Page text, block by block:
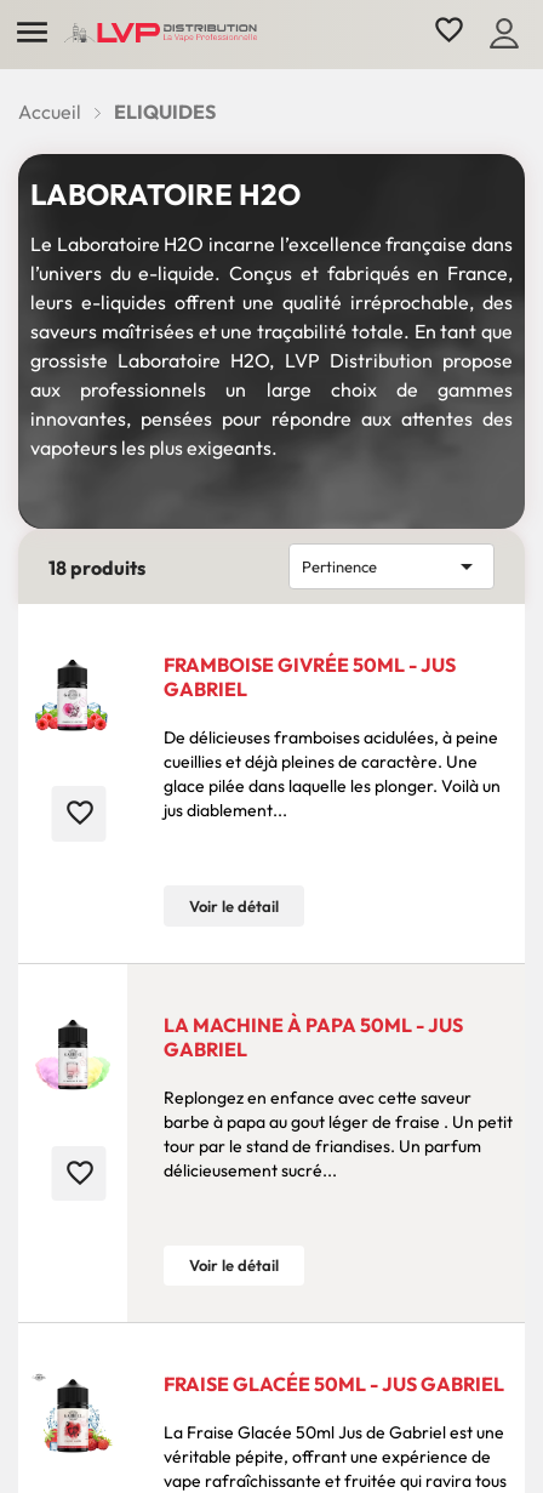
 favorite_border
Accueil ELIQUIDES
LABORATOIRE H2O
Le Laboratoire H2O incarne l’excellence française dans
l’univers du e-liquide. Conçus et fabriqués en France,
leurs e-liquides offrent une qualité irréprochable, des
saveurs maîtrisées et une traçabilité totale. En tant que
grossiste Laboratoire H2O, LVP Distribution propose
aux professionnels un large choix de gammes
innovantes, pensées pour répondre aux attentes des
vapoteurs les plus exigeants.
18 produits Pertinence 
favorite_border
FRAMBOISE GIVRÉE 50ML - JUS
GABRIEL
De délicieuses framboises acidulées, à peine
cueillies et déjà pleines de caractère. Une
glace pilée dans laquelle les plonger. Voilà un
jus diablement...
Voir le détail
favorite_border
LA MACHINE À PAPA 50ML - JUS
GABRIEL
Replongez en enfance avec cette saveur
barbe à papa au gout léger de fraise . Un petit
tour par le stand de friandises. Un parfum
délicieusement sucré...
Voir le détail
FRAISE GLACÉE 50ML - JUS GABRIEL
La Fraise Glacée 50ml Jus de Gabriel est une
véritable pépite, offrant une expérience de
vape rafraîchissante et fruitée qui ravira tous